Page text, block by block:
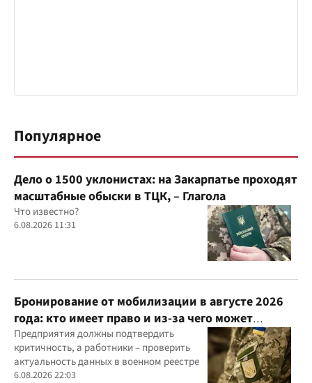
Популярное
Дело о 1500 уклонистах: на Закарпатье проходят
масштабные обыски в ТЦК, – Глагола
Что известно?
6.08.2026 11:31
Бронирование от мобилизации в августе 2026
года: кто имеет право и из-за чего может
отказать
Предприятия должны подтвердить
критичность, а работники – проверить
актуальность данных в военном реестре
6.08.2026 22:03